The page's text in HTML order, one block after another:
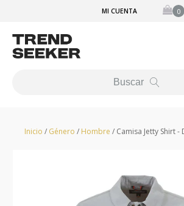
MI CUENTA
Buscar
Inicio / Género / Hombre / Camisa Jetty Shirt -